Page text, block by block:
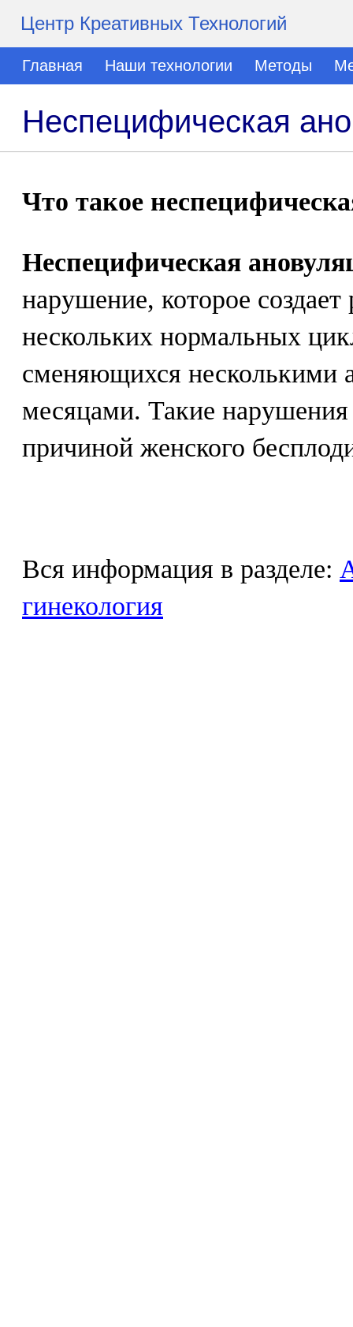
Центр Креативных Технологий
Главная Наши технологии Методы
Неспецифическая
Что такое
Неспецифическая
нарушение, которое
нескольких нормальных
сменяющихся несколькими
месяцами. Такие нарушения
причиной женского
Вся информация в разделе:
гинекология